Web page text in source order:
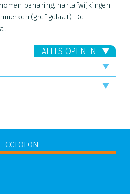
beharing, hartafwijkingen
(grof gelaat). De
ALLES OPENEN
COLOFON